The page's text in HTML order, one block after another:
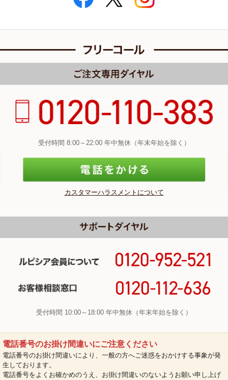
受付時間 8:00～22:00 年中無休（年末年始を除く）
カスタマーハラスメントについて
受付時間 10:00～18:00 年中無休（年末年始を除く）
電話番号のお掛け間違いにご注意ください
電話番号のお掛け間違いにより、一般の方へご迷惑をおかけする事象が発
生しております。
電話番号をよくお確かめのうえ、お掛け間違いのないようお願い申し上げ